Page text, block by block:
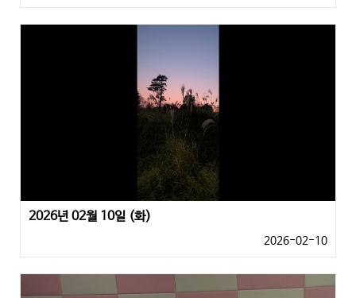
2026년 02월 10일 (화)
2026-02-10